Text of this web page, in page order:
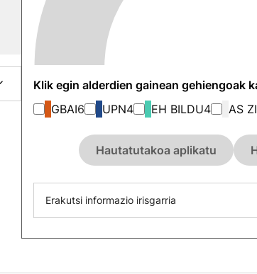
Klik egin alderdien gainean gehiengoak
GBAI6 UPN4 EH BILDU4 AS
Hautatutakoa aplikatu
Erakutsi informazio irisgarria